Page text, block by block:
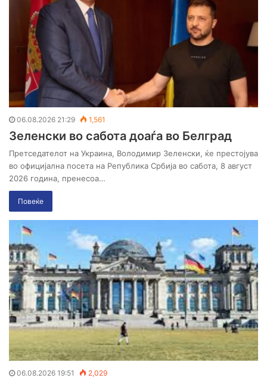
06.08.2026 21:29 1,561
Зеленски во сабота доаѓа во Белград
Претседателот на Украина, Володимир Зеленски, ќе престојува
во официјална посета на Република Србија во сабота, 8 август
2026 година, пренесоа…
Повеќе
06.08.2026 19:51 2,029